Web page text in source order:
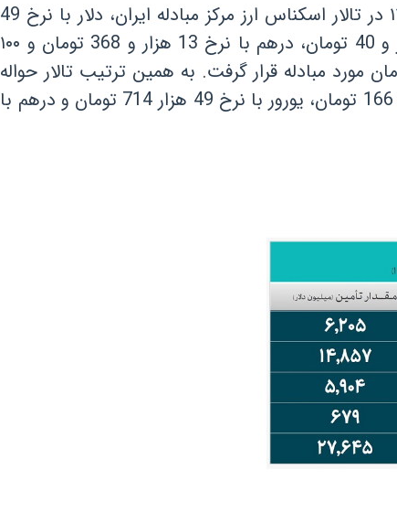
گفتنی است، در روز 29 مرداد ماه ۱۴۰۳ در تالار اسکناس ارز مرکز مبادله ایران، دلار با نرخ 49
هزار و 95 تومان، یورو با نرخ 54 هزار و 40 تومان، درهم با نرخ 13 هزار و 368 تومان و ۱۰۰
نیز عراق با نرخ 3 هزار و 671 تومان مورد مبادله قرار گرفت. به همین ترتیب تالار حواله
ارز، شاهد مبادله دلار با نرخ 45 هزار و 166 تومان، یورور با نرخ 49 هزار 714 تومان و درهم با